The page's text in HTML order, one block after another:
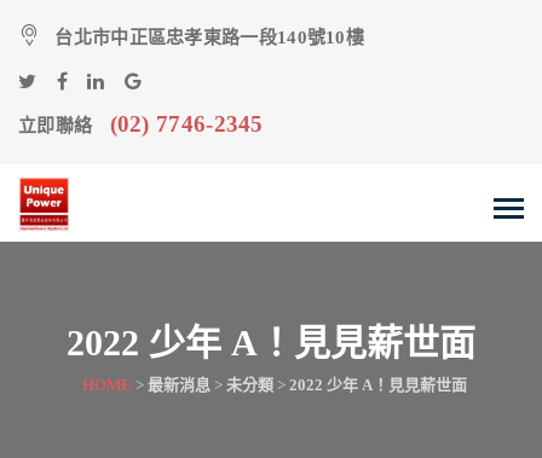
台北市中正區忠孝東路一段140號10樓
立即聯絡 (02) 7746-2345
2022 少年 A！見見薪世面
HOME > 最新消息> 未分類> 2022 少年 A！見見薪世面